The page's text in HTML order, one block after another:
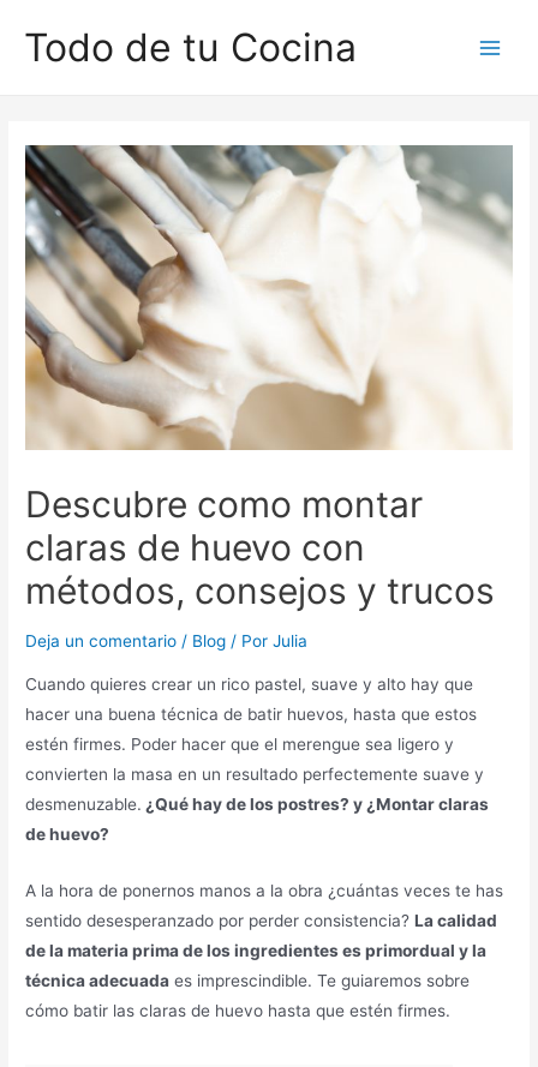
Todo de tu Cocina
Descubre como montar
claras de huevo con
métodos, consejos y trucos
Deja un comentario / Blog / PorJulia
Cuando quieres crear un rico pastel, suave y alto hay que
hacer una buena técnica de batir huevos, hasta que estos
estén firmes. Poder hacer que el merengue sea ligero y
convierten la masa en un resultado perfectemente suave y
desmenuzable. ¿Qué hay de los postres? y ¿Montar claras
de huevo?
A la hora de ponernos manos a la obra ¿cuántas veces te has
sentido desesperanzado por perder consistencia?La calidad
de la materia prima de los ingredientes es primordual y la
técnica adecuada es imprescindible. Te guiaremos sobre
cómo batir las claras de huevo hasta que estén firmes.